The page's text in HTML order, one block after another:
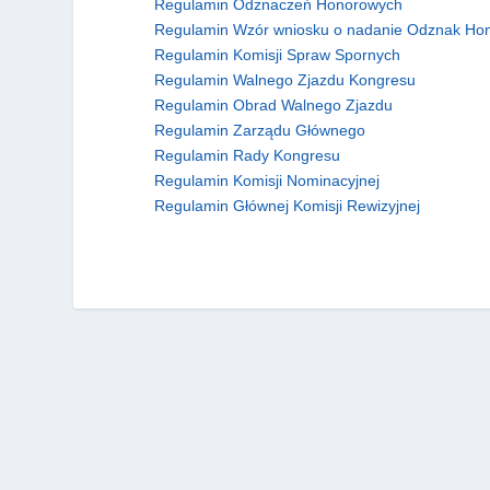
Regulamin Odznaczeń Honorowych
Regulamin Wzór wniosku o nadanie Odznak
Regulamin Komisji Spraw Spornych
Regulamin Walnego Zjazdu Kongresu
Regulamin Obrad Walnego Zjazdu
Regulamin Zarządu Głównego
Regulamin Rady Kongresu
Regulamin Komisji Nominacyjnej
Regulamin Głównej Komisji Rewizyjnej